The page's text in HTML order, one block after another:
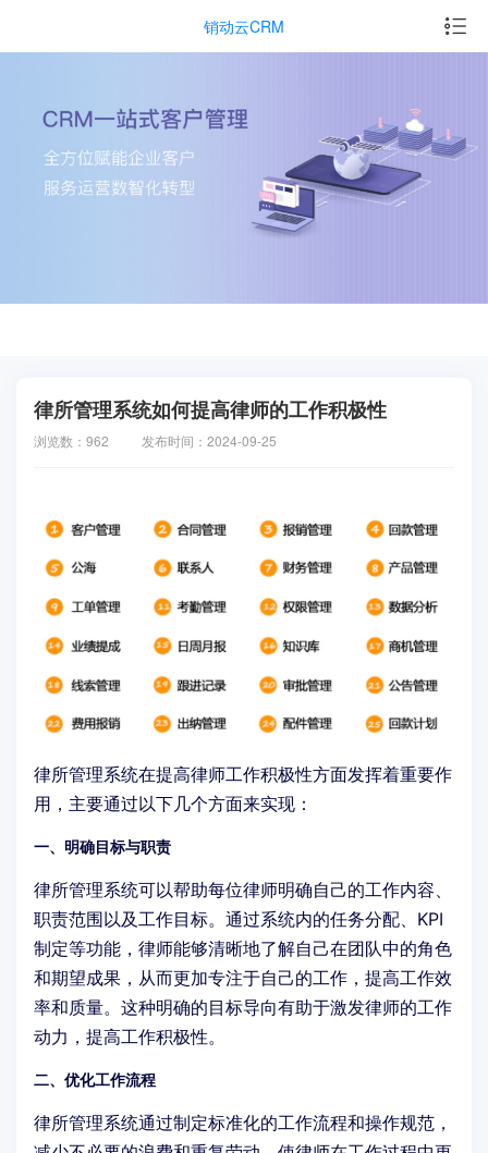
销动云CRM
律所管理系统如何提高律师的工作积极性
浏览数：962 发布时间：2024-09-25
律所管理系统在提高律师工作积极性方面发挥着重要作
用，主要通过以下几个方面来实现：
一、明确目标与职责
律所管理系统可以帮助每位律师明确自己的工作内容、
职责范围以及工作目标。通过系统内的任务分配、KPI
制定等功能，律师能够清晰地了解自己在团队中的角色
和期望成果，从而更加专注于自己的工作，提高工作效
率和质量。这种明确的目标导向有助于激发律师的工作
动力，提高工作积极性。
二、优化工作流程
律所管理系统通过制定标准化的工作流程和操作规范，